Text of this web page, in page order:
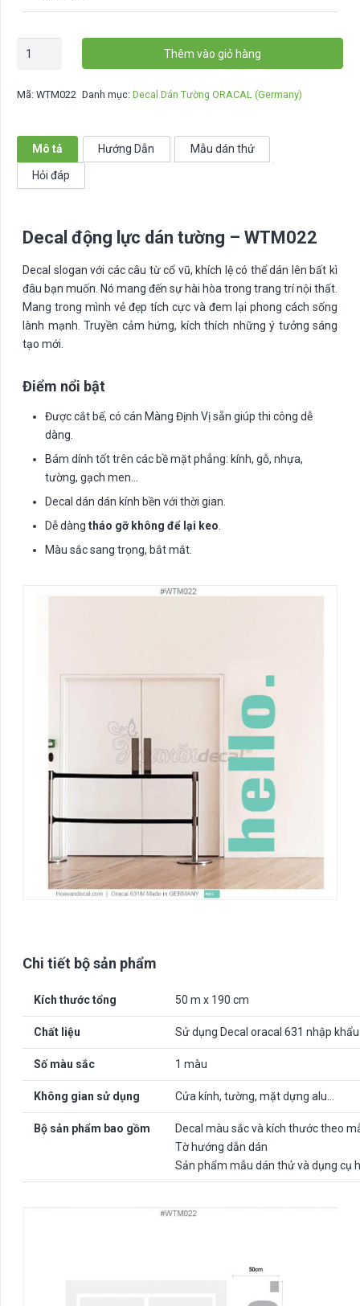
Decal
dán
-
WTM022
Thêm vào giỏ hàng
Mã: WTM022 Danh mục:Decal Dán Tường ORACAL (Germany)
Mô tả Hướng Dẫn Mẫu dán thử
Hỏi đáp
Decal động lực dán tường – WTM022
Decal slogan với các câu từ cổ vũ, khích lệ có thể dán lên bất kì
đâu bạn muốn. Nó mang đến sự hài hòa trong trang trí nội thất.
Mang trong mình vẻ đẹp tích cực và đem lại phong cách sống
lành mạnh. Truyền cảm hứng, kích thích những ý tưởng sáng
tạo mới.
Điểm nổi bật
Được cắt bế, có cán Màng Định Vị sẵn giúp thi công dễ
dàng.
Bám dính tốt trên các bề mặt phẳng: kính, gỗ, nhựa,
tường, gạch men…
Decal dán dán kính bền với thời gian.
Dễ dàng tháo gỡ không để lại keo.
Màu sắc sang trọng, bắt mắt.
Chi tiết bộ sản phẩm
Kích thước tổng 50 m x 190 cm
Chất liệu Sử dụng Decal oracal 631 nhập
Số màu sắc 1 màu
Không gian sử dụng Cửa kính, tường, mặt dựng alu…
Bộ sản phẩm bao gồm
Decal màu sắc và kích thước theo
Tờ hướng dẫn dán
Sản phẩm mẫu dán thử và dụng cụ